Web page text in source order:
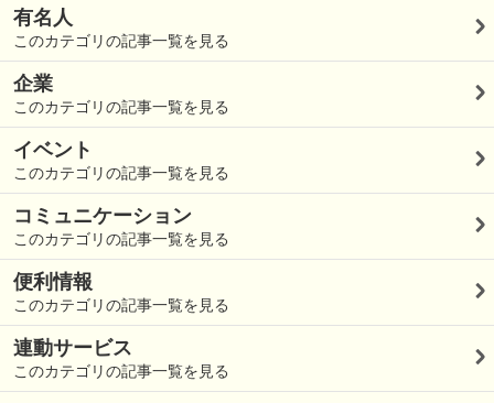
有名人
このカテゴリの記事一覧を見る
企業
このカテゴリの記事一覧を見る
イベント
このカテゴリの記事一覧を見る
コミュニケーション
このカテゴリの記事一覧を見る
便利情報
このカテゴリの記事一覧を見る
連動サービス
このカテゴリの記事一覧を見る